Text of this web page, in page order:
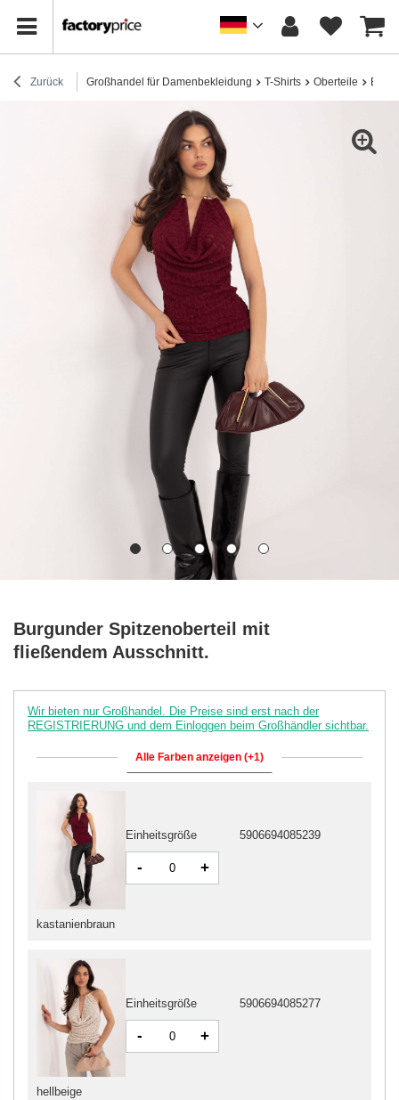
Zurück Großhandel für Damenbekleidung T-Shirts Oberteile
Burgunder Spitzenoberteil mit
fließendem Ausschnitt.
Wir bieten nur Großhandel. Die Preise sind erst nach der
REGISTRIERUNG und dem Einloggen beim Großhändler sichtbar.
Alle Farben anzeigen (+1)
hellbeige
Einheitsgröße 5906694085277
- +
kastanienbraun
Einheitsgröße 5906694085239
- +